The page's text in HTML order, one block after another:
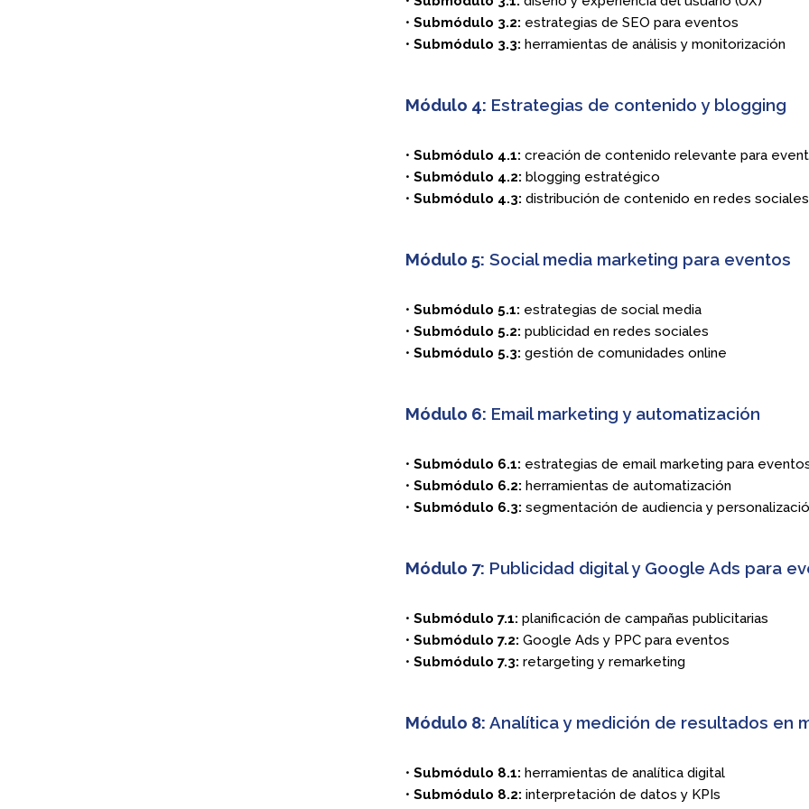
• Submódulo 3.2: estrategias de SEO para eventos
• Submódulo 3.3: herramientas de análisis y monitorización
Módulo 4: Estrategias de contenido y blogging
• Submódulo 4.1: creación de contenido relevante para
• Submódulo 4.2: blogging estratégico
• Submódulo 4.3: distribución de contenido en redes sociales
Módulo 5: Social media marketing para eventos
• Submódulo 5.1: estrategias de social media
• Submódulo 5.2: publicidad en redes sociales
• Submódulo 5.3: gestión de comunidades online
Módulo 6: Email marketing y automatización
• Submódulo 6.1: estrategias de email marketing para
• Submódulo 6.2: herramientas de automatización
• Submódulo 6.3: segmentación de audiencia y
Módulo 7: Publicidad digital y Google Ads para
• Submódulo 7.1: planificación de campañas publicitarias
• Submódulo 7.2: Google Ads y PPC para eventos
• Submódulo 7.3: retargeting y remarketing
Módulo 8: Analítica y medición de resultados en
• Submódulo 8.1: herramientas de analítica digital
• Submódulo 8.2: interpretación de datos y KPIs